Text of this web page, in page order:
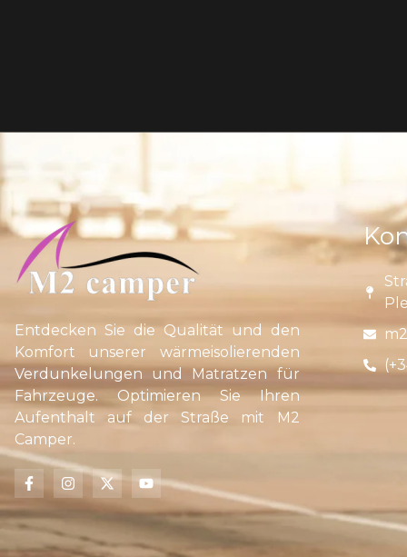
Entdecken Sie die Qualität und den
Komfort unserer wärmeisolierenden
Verdunkelungen und Matratzen für
Fahrzeuge. Optimieren Sie Ihren
Aufenthalt auf der Straße mit M2
Camper.